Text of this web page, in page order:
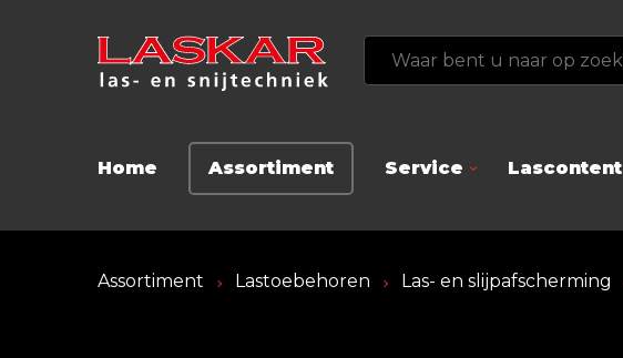
Home Assortiment Service Lascontent
Assortiment Lastoebehoren Las- en slijpafscherming